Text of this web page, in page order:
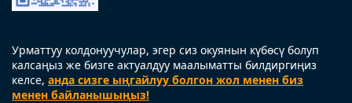
Урматтуу колдонуучулар, эгер сиз окуянын күбөсү болуп
калсаңыз же бизге актуалдуу маалыматты билдиргиңиз
келсе, анда сизге ыңгайлуу болгон жол менен биз
менен байланышыңыз!